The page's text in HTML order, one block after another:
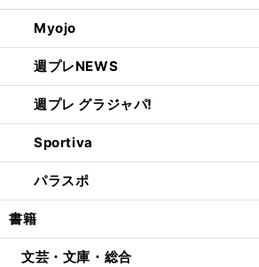
Myojo
週プレNEWS
週プレ グラジャパ!
Sportiva
パラスポ
書籍
文芸・文庫・総合